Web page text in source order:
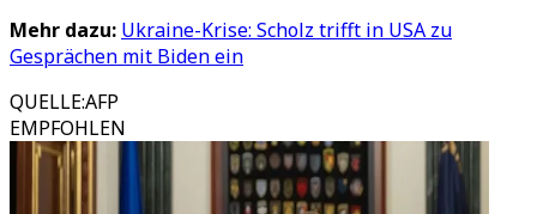
Mehr dazu: Ukraine-Krise: Scholz trifft in USA zu
Gesprächen mit Biden ein
QUELLE:AFP
EMPFOHLEN